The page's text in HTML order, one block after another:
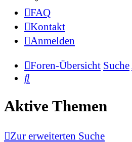
FAQ
Kontakt
Anmelden
Foren-Übersicht Suche
Aktive Themen
Zur erweiterten Suche